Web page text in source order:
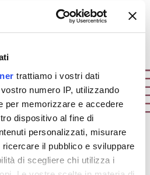
trattiamo i vostri dati
numero IP, utilizzando
per memorizzare e accedere
dispositivo al fine di
personalizzati, misurare
il pubblico e sviluppare
di scegliere chi utilizza i
that matter